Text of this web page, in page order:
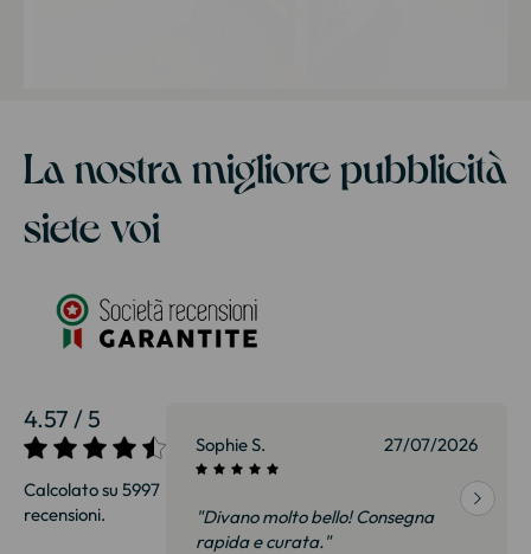
La nostra migliore pubblicità
siete voi
4.57 / 5
Calcolato su 5997
recensioni.
27/07/2026 Sophie S. 27/07/2026
"Divano molto bello! Consegna
rapida e curata."